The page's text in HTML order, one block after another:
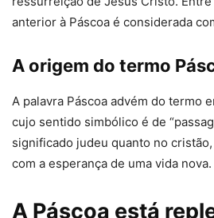
anterior à Páscoa é considerada
A origem do termo
A palavra Páscoa advém do termo
cujo sentido simbólico é de
significado judeu quanto no
com a esperança de uma vida nova.
A Páscoa está